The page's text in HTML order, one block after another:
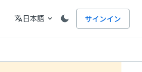
言語
translate日本語 expand_more サインイン